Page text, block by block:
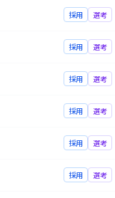
採用 選考
採用 選考
採用 選考
採用 選考
採用 選考
採用 選考